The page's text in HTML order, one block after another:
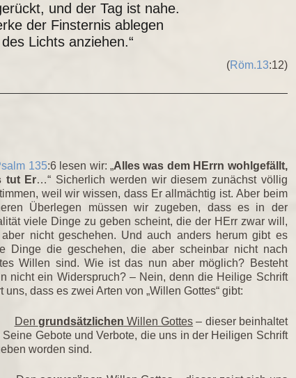
und der Tag ist nahe.
der Finsternis ablegen
Lichts anziehen.“
(Röm.13:12)
135:6 lesen wir: „Alles was dem HErrn wohlgefällt,
tut Er…“ Sicherlich werden wir diesem zunächst völlig
weil wir wissen, dass Er allmächtig ist. Aber beim
Überlegen müssen wir zugeben, dass es in der
viele Dinge zu geben scheint, die der HErr zwar will,
nicht geschehen. Und auch anders herum gibt es
Dinge die geschehen, die aber scheinbar nicht nach
Willen sind. Wie ist das nun aber möglich? Besteht
nicht ein Widerspruch? – Nein, denn die Heilige Schrift
uns, dass es zwei Arten von „Willen Gottes“ gibt:
Den grundsätzlichen Willen Gottes – dieser beinhaltet
Seine Gebote und Verbote, die uns in der Heiligen Schrift
worden sind.